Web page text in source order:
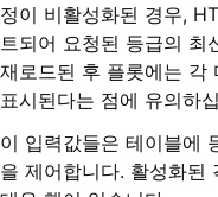
정이 비활성화된 경우,
트되어 요청된 등급의 최
재로드된 후 플롯에는 각
표시된다는 점에 유의하
이 입력값들은 테이블에
을 제어합니다. 활성화된